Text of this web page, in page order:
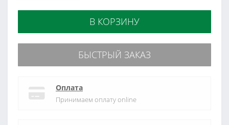
В КОРЗИНУ
БЫСТРЫЙ ЗАКАЗ
Оплата
Принимаем оплату online